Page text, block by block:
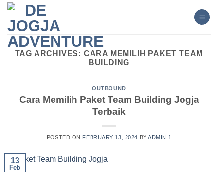
Skip
content
TAG ARCHIVES: CARA MEMILIH PAKET TEAM
BUILDING
OUTBOUND
Cara Memilih Paket Team Building Jogja
Terbaik
POSTED ON FEBRUARY 13, 2024 BYADMIN 1
13
Feb